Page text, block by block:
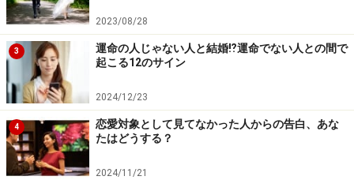
2023/08/28
3
運命の人じゃない人と結婚⁉運命でない人との間で
起こる12のサイン
2024/12/23
4
恋愛対象として見てなかった人からの告白、あな
たはどうする？
2024/11/21